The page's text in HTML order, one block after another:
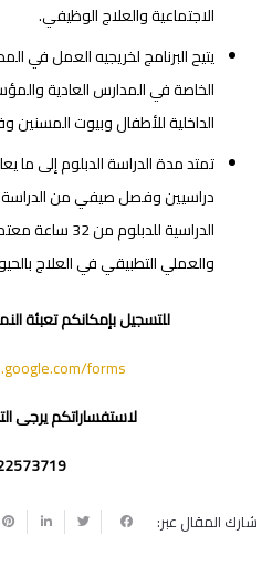
الاجتماعية والعلاج الوظيفي.
يتيح البرنامج لخريجيه العمل في
الخاصة في المدارس العادية
الداخلية للأطفال وبيوت
تمتد مدة الدراسة الدبلوم إلى ما
دراسيين وفصل صيفي من الدراسة
الدراسية
والعملي التطبيقي في العلاج
للتسجيل بإمكانكم تعبئة
forms
لاستفساراتكم يرجى
شارك المقال عبر: